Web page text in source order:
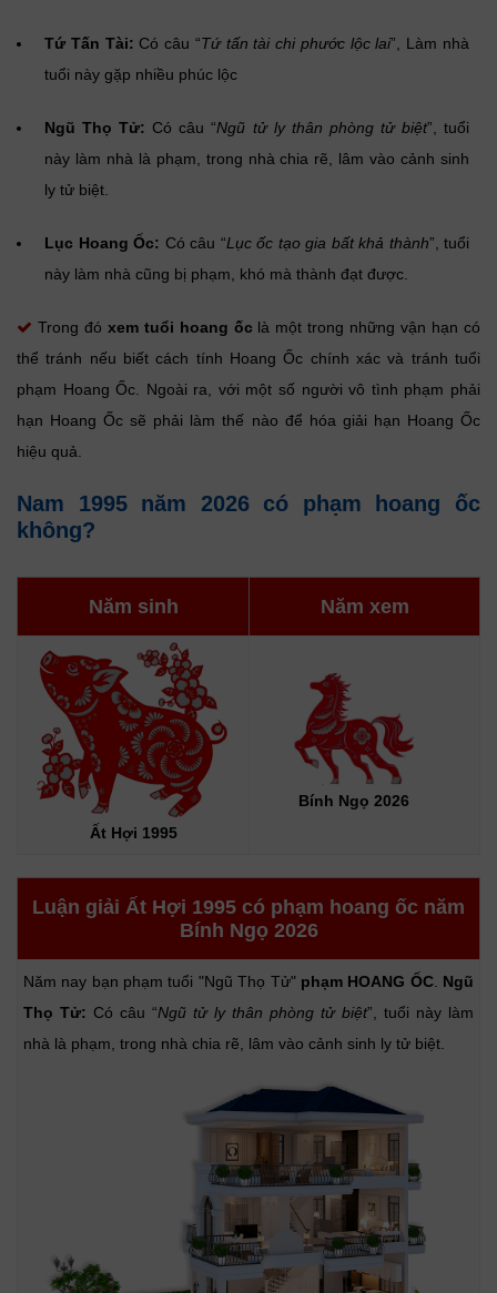
Tứ Tấn Tài: Có câu “Tứ tấn tài chi phước lộc lai”, Làm nhà
tuổi này gặp nhiều phúc lộc
Ngũ Thọ Tử: Có câu “Ngũ tử ly thân phòng tử biệt”, tuổi
này làm nhà là phạm, trong nhà chia rẽ, lâm vào cảnh sinh
ly tử biệt.
Lục Hoang Ốc: Có câu “Lục ốc tạo gia bất khả thành”, tuổi
này làm nhà cũng bị phạm, khó mà thành đạt được.
Trong đó xem tuổi hoang ốc là một trong những vận hạn có
thể tránh nếu biết cách tính Hoang Ốc chính xác và tránh tuổi
phạm Hoang Ốc. Ngoài ra, với một số người vô tình phạm phải
hạn Hoang Ốc sẽ phải làm thế nào để hóa giải hạn Hoang Ốc
hiệu quả.
Nam 1995 năm 2026 có phạm hoang ốc
không?
Năm sinh Năm xem
Ất Hợi 1995
Bính Ngọ 2026
Luận giải Ất Hợi 1995 có phạm hoang ốc năm
Bính Ngọ 2026
Năm nay bạn phạm tuổi "Ngũ Thọ Tử" phạm HOANG ỐC. Ngũ
Thọ Tử: Có câu “Ngũ tử ly thân phòng tử biệt”, tuổi này làm
nhà là phạm, trong nhà chia rẽ, lâm vào cảnh sinh ly tử biệt.